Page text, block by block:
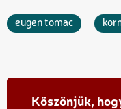
eugen tomac
Köszönjük,